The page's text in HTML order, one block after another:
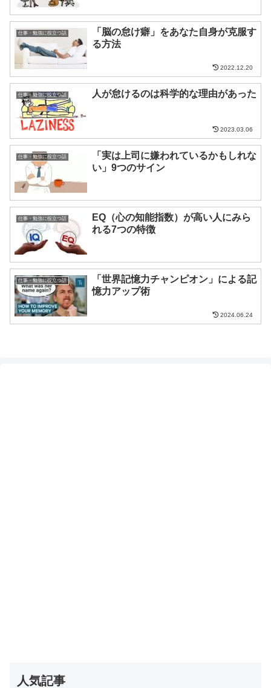
仕事・勉強に役立つ話
「脳の怠け癖」をあなた自身が克服す
る方法
2022.12.20
仕事・勉強に役立つ話 人が怠けるのは科学的な理由があった
2023.03.06
仕事・勉強に役立つ話
「実は上司に嫌われているかもしれな
い」9つのサイン
仕事・勉強に役立つ話
EQ（心の知能指数）が高い人にみら
れる7つの特徴
仕事・勉強に役立つ話
「世界記憶力チャンピオン」による記
憶力アップ術
2024.06.24
人気記事